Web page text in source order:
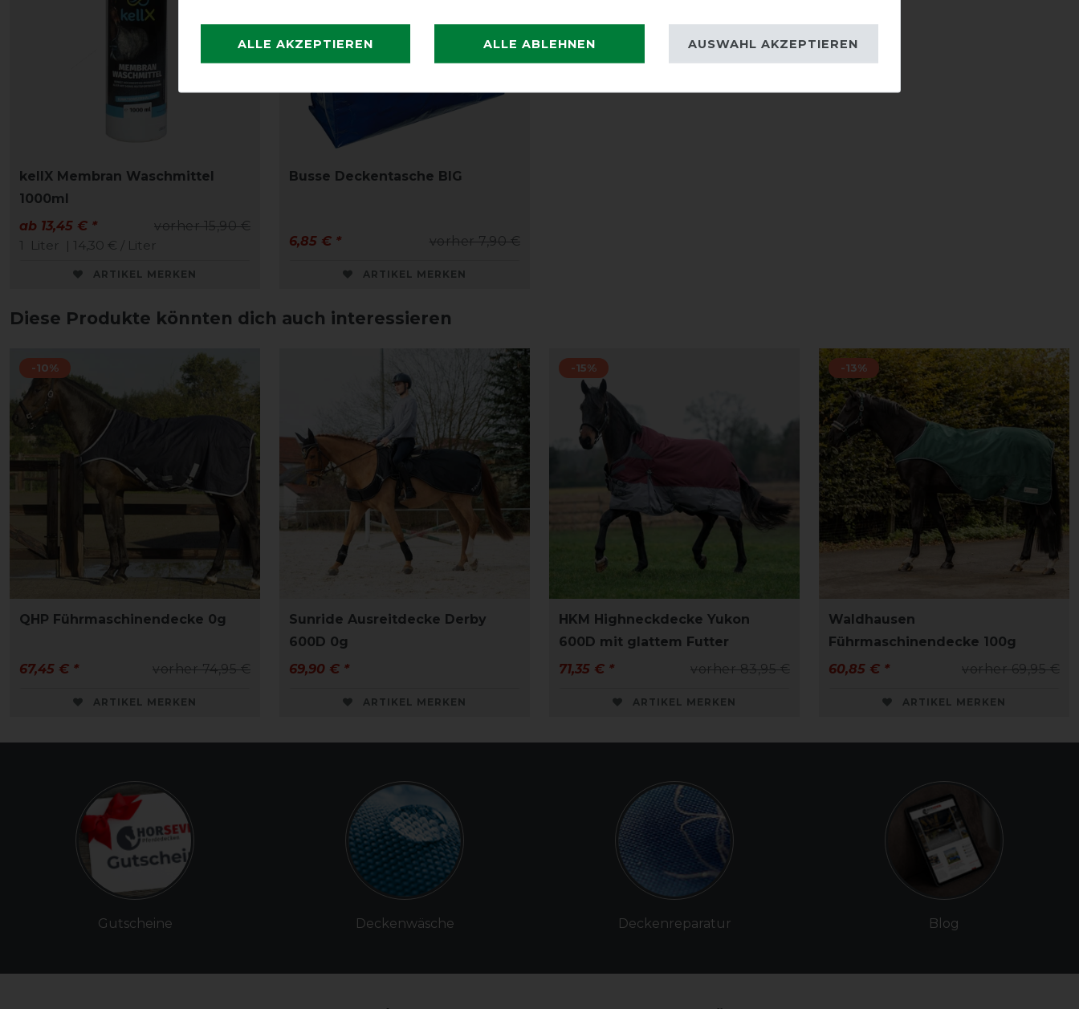
kellX Membran Waschmittel
1000ml
vorher 15,90 €
ab 13,45 € *
1
Liter | 14,30 € / Liter
ARTIKEL MERKEN
Busse Deckentasche BIG
vorher 7,90 €
6,85 € *
ARTIKEL MERKEN
Diese Produkte könnten dich auch interessieren
-10%
QHP Führmaschinendecke 0g
vorher 74,95 €
67,45 € *
ARTIKEL MERKEN
Sunride Ausreitdecke Derby
600D 0g
69,90 € *
ARTIKEL MERKEN
-15%
HKM Highneckdecke Yukon
600D mit glattem Futter
vorher 83,95 €
71,35 € *
ARTIKEL MERKEN
-13%
Waldhausen
Führmaschinendecke 100g
vorher 69,95 €
60,85 € *
ARTIKEL MERKEN
Gutscheine Deckenwäsche Deckenreparatur Blog
ALLE AKZEPTIEREN ALLE ABLEHNEN AUSWAHL AKZEPTIEREN